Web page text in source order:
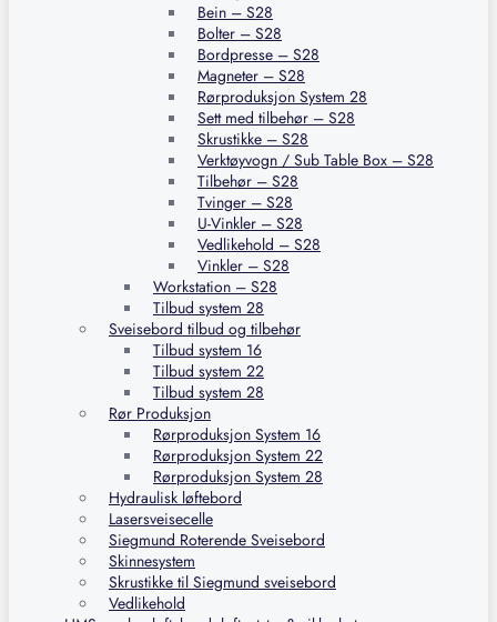
Bein – S28
Bolter – S28
Bordpresse – S28
Magneter – S28
Rørproduksjon System 28
Sett med tilbehør – S28
Skrustikke – S28
Verktøyvogn / Sub Table Box – S28
Tilbehør – S28
Tvinger – S28
U-Vinkler – S28
Vedlikehold – S28
Vinkler – S28
Workstation – S28
Tilbud system 28
Sveisebord tilbud og tilbehør
Tilbud system 16
Tilbud system 22
Tilbud system 28
Rør Produksjon
Rørproduksjon System 16
Rørproduksjon System 22
Rørproduksjon System 28
Hydraulisk løftebord
Lasersveisecelle
Siegmund Roterende Sveisebord
Skinnesystem
Skrustikke til Siegmund sveisebord
Vedlikehold